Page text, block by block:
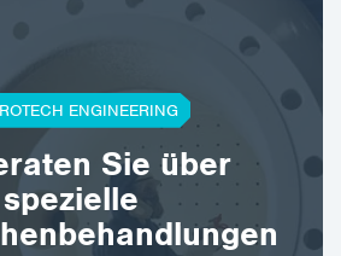
ENGINEERING
Sie über
spezielle